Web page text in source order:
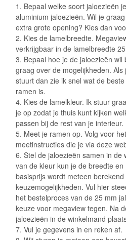
1. Bepaal welke soort jaloezieën
aluminium jaloezieën. Wil je
extra grote opening? Kies dan
2. Kies de lamelbreedte.
verkrijgbaar in de lamelbreedte
3. Bepaal hoe je de jaloezieën
graag over de mogelijkheden.
stuurt dan zie ik snel wat de
ramen is.
4. Kies de lamelkleur. Ik stuur
je op zodat je thuis kunt kijken
passen bij de rest van je interieur.
5. Meet je ramen op. Volg voor
meetinstructies die je via deze
6. Stel de jaloezieën samen in de
van de kleur kun je de breedte
basisprijs wordt meteen
keuzemogelijkheden. Vul hier
het bestelproces van de 25 mm
keuze voor megaview tegen. Na
jaloezieën in de winkelmand
7. Vul je gegevens in en reken af.